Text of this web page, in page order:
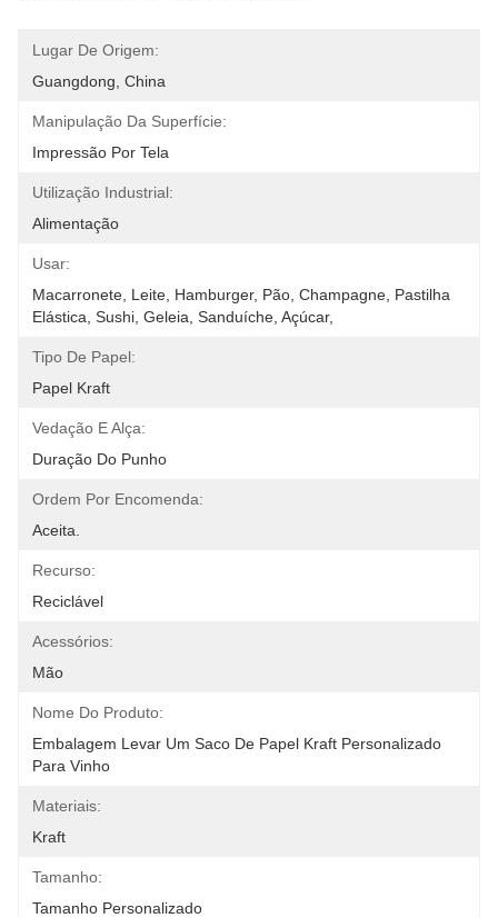
Lugar De Origem:
Guangdong, China
Manipulação Da Superfície:
Impressão Por Tela
Utilização Industrial:
Alimentação
Usar:
Macarronete, Leite, Hamburger, Pão, Champagne, Pastilha
Elástica, Sushi, Geleia, Sanduíche, Açúcar,
Tipo De Papel:
Papel Kraft
Vedação E Alça:
Duração Do Punho
Ordem Por Encomenda:
Aceita.
Recurso:
Reciclável
Acessórios:
Mão
Nome Do Produto:
Embalagem Levar Um Saco De Papel Kraft Personalizado
Para Vinho
Materiais:
Kraft
Tamanho:
Tamanho Personalizado